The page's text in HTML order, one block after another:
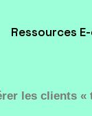
Ressources
les clients